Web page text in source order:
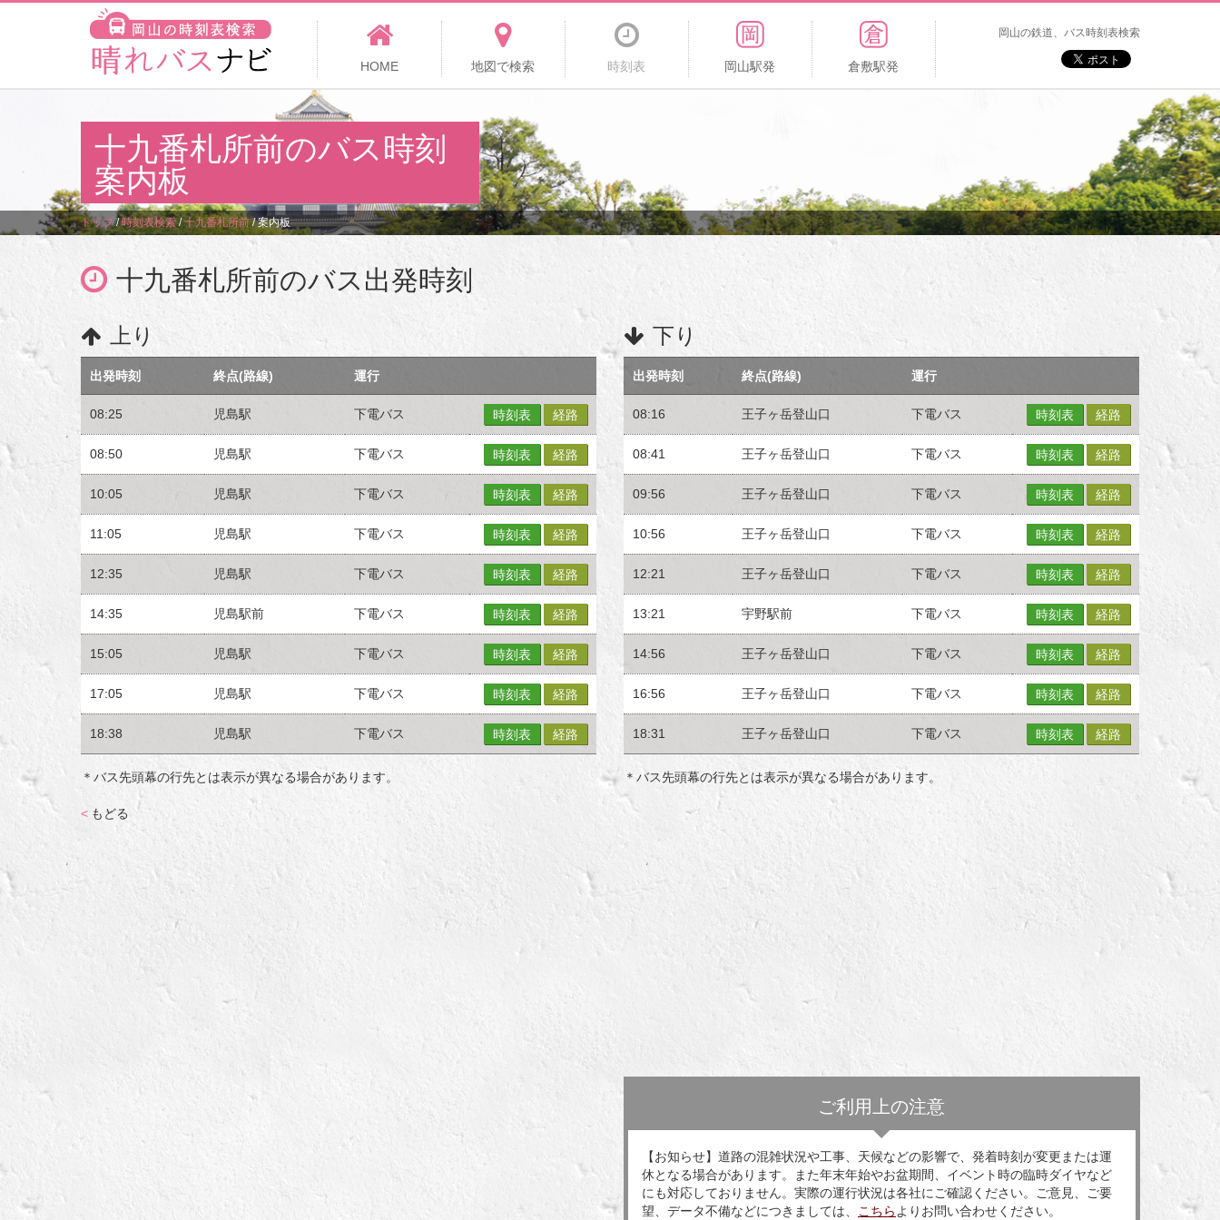
HOME 地図で検索 時刻表 岡山駅発 倉敷駅発
岡山の鉄道、バス時刻表検索
十九番札所前のバス時刻
案内板
トップ/時刻表検索/十九番札所前/案内板
十九番札所前のバス出発時刻
上り
出発時刻 終点(路線) 運行
08:25 児島駅 下電バス 時刻表 経路
08:50 児島駅 下電バス 時刻表 経路
10:05 児島駅 下電バス 時刻表 経路
11:05 児島駅 下電バス 時刻表 経路
12:35 児島駅 下電バス 時刻表 経路
14:35 児島駅前 下電バス 時刻表 経路
15:05 児島駅 下電バス 時刻表 経路
17:05 児島駅 下電バス 時刻表 経路
18:38 児島駅 下電バス 時刻表 経路
＊バス先頭幕の行先とは表示が異なる場合があります。
< もどる
下り
出発時刻 終点(路線) 運行
08:16 王子ヶ岳登山口 下電バス 時刻表 経路
08:41 王子ヶ岳登山口 下電バス 時刻表 経路
09:56 王子ヶ岳登山口 下電バス 時刻表 経路
10:56 王子ヶ岳登山口 下電バス 時刻表 経路
12:21 王子ヶ岳登山口 下電バス 時刻表 経路
13:21 宇野駅前 下電バス 時刻表 経路
14:56 王子ヶ岳登山口 下電バス 時刻表 経路
16:56 王子ヶ岳登山口 下電バス 時刻表 経路
18:31 王子ヶ岳登山口 下電バス 時刻表 経路
＊バス先頭幕の行先とは表示が異なる場合があります。
ご利用上の注意
【お知らせ】道路の混雑状況や工事、天候などの影響で、発着時刻が変更または運
休となる場合があります。また年末年始やお盆期間、イベント時の臨時ダイヤなど
にも対応しておりません。実際の運行状況は各社にご確認ください。ご意見、ご要
望、データ不備などにつきましては、
こちら よりお問い合わせください。